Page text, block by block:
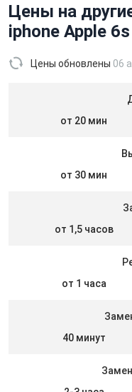
Цены на
iphone Apple
Цены обновлены 06
от 20 мин
от 30 мин
от 1,5 часов
от 1 часа
40 минут